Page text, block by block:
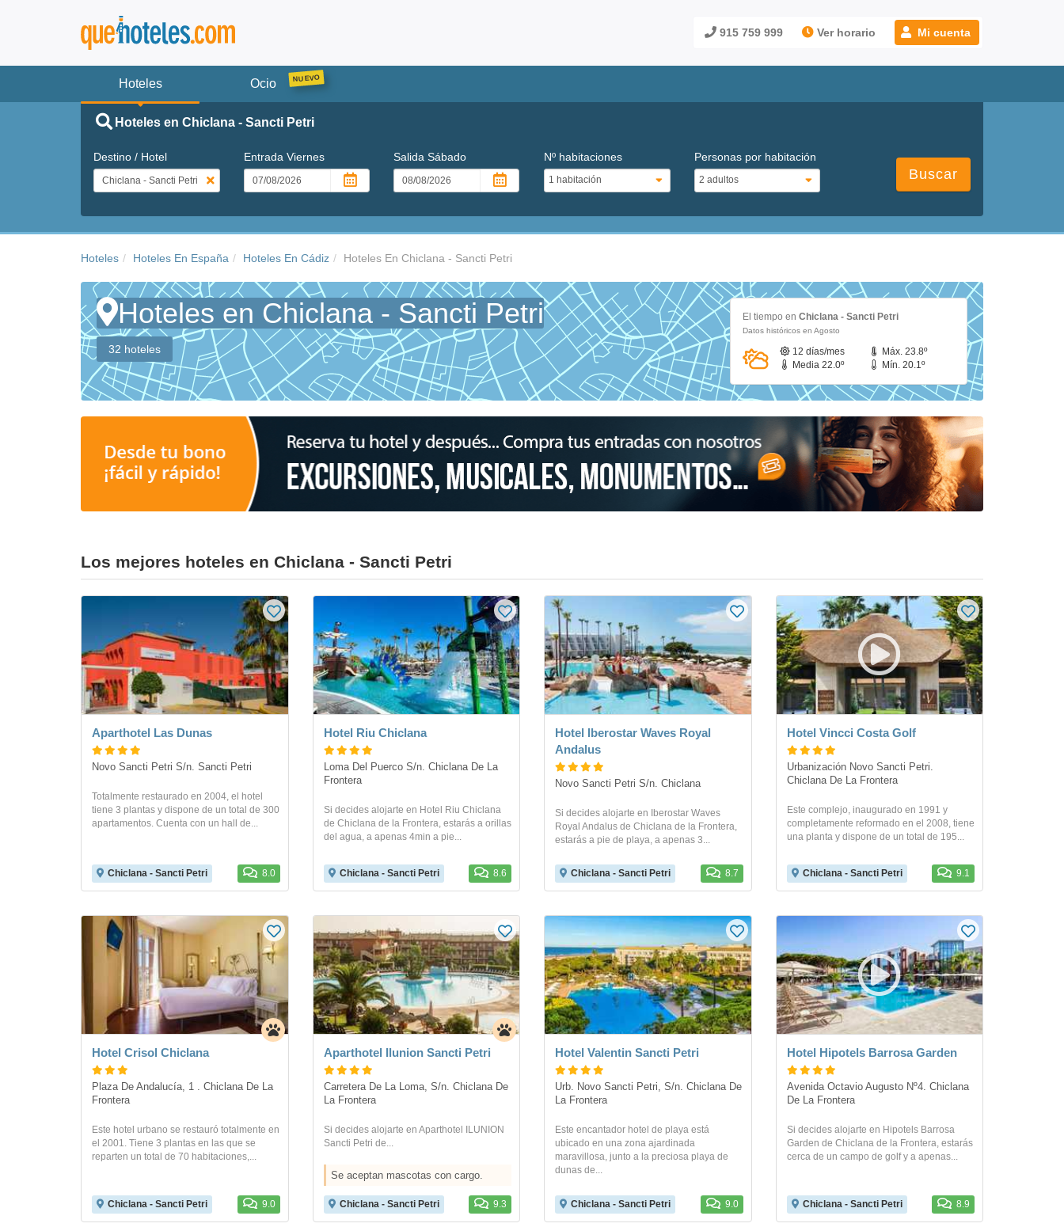
915 759 999 Ver horario Mi cuenta
Hoteles Ocio
Hoteles en Chiclana - Sancti Petri
Destino / Hotel Entrada Viernes SalidaSábado Nº habitaciones Personas por habitación
Buscar
Hoteles Hoteles En España Hoteles En Cádiz Hoteles En Chiclana - Sancti Petri
Hoteles en Chiclana - Sancti Petri
32 hoteles
El tiempo en Chiclana - Sancti Petri
Datos históricos en Agosto
12 días/mes
Máx. 23.8º
Media 22.0º
Mín. 20.1º
Los mejores hoteles en Chiclana - Sancti Petri
Aparthotel Las Dunas
Novo Sancti Petri S/n. Sancti Petri
Totalmente restaurado en 2004, el hotel
tiene 3 plantas y dispone de un total de 300
apartamentos. Cuenta con un hall de...
Chiclana - Sancti Petri 8.0
Hotel Riu Chiclana
Loma Del Puerco S/n. Chiclana De La
Frontera
Si decides alojarte en Hotel Riu Chiclana
de Chiclana de la Frontera, estarás a orillas
del agua, a apenas 4min a pie...
Chiclana - Sancti Petri 8.6
Hotel Iberostar Waves Royal
Andalus
Novo Sancti Petri S/n. Chiclana
Si decides alojarte en Iberostar Waves
Royal Andalus de Chiclana de la Frontera,
estarás a pie de playa, a apenas 3...
Chiclana - Sancti Petri 8.7
Hotel Vincci Costa Golf
Urbanización Novo Sancti Petri.
Chiclana De La Frontera
Este complejo, inaugurado en 1991 y
completamente reformado en el 2008, tiene
una planta y dispone de un total de 195...
Chiclana - Sancti Petri 9.1
Hotel Crisol Chiclana
Plaza De Andalucía, 1 . Chiclana De La
Frontera
Este hotel urbano se restauró totalmente en
el 2001. Tiene 3 plantas en las que se
reparten un total de 70 habitaciones,...
Chiclana - Sancti Petri 9.0
Aparthotel Ilunion Sancti Petri
Carretera De La Loma, S/n. Chiclana De
La Frontera
Si decides alojarte en Aparthotel ILUNION
Sancti Petri de...
Se aceptan mascotas con cargo.
Chiclana - Sancti Petri 9.3
Hotel Valentin Sancti Petri
Urb. Novo Sancti Petri, S/n. Chiclana De
La Frontera
Este encantador hotel de playa está
ubicado en una zona ajardinada
maravillosa, junto a la preciosa playa de
dunas de...
Chiclana - Sancti Petri 9.0
Hotel Hipotels Barrosa Garden
Avenida Octavio Augusto Nº4. Chiclana
De La Frontera
Si decides alojarte en Hipotels Barrosa
Garden de Chiclana de la Frontera, estarás
cerca de un campo de golf y a apenas...
Chiclana - Sancti Petri 8.9